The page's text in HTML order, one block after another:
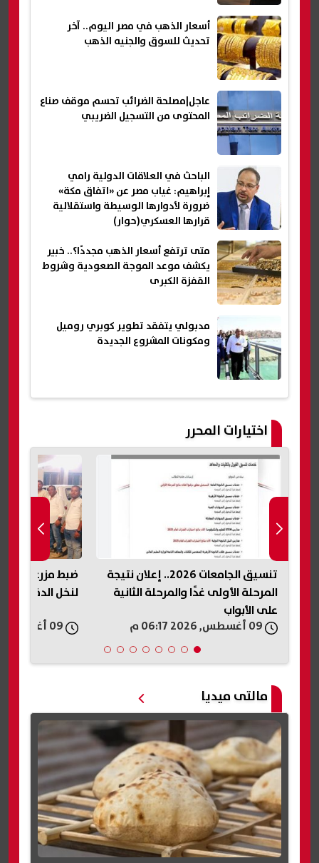
أسعار الذهب في مصر اليوم.. آخر
تحديث للسوق والجنيه الذهب
عاجل|مصلحة الضرائب تحسم موقف صناع
المحتوى من التسجيل الضريبي
الباحث في العلاقات الدولية رامي
إبراهيم: غياب مصر عن «اتفاق مكة»
ضرورة لأدوارها الوسيطة واستقلالية
قرارها العسكري(حوار)
متى ترتفع أسعار الذهب مجددًا؟.. خبير
يكشف موعد الموجة الصعودية وشروط
القفزة الكبرى
مدبولي يتفقد تطوير كوبري روميل
ومكونات المشروع الجديدة
اختيارات المحرر
تنسيق الجامعات 2026.. إعلان نتيجة
المرحلة الأولى غدًا والمرحلة الثانية
على الأبواب
ضبط مزرعة
لنخل الدقيق
مالتى ميديا